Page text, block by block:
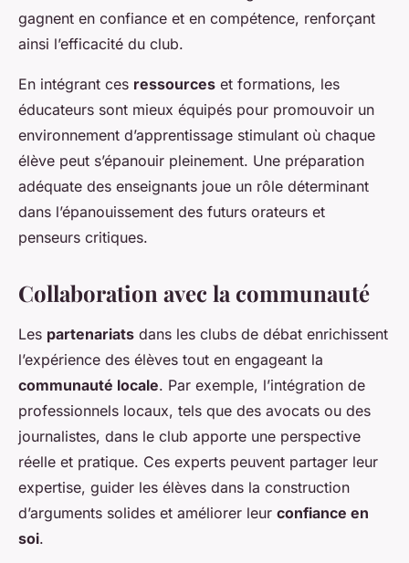
gagnent en confiance et en compétence, renforçant
ainsi l’efficacité du club.
En intégrant ces ressources et formations, les
éducateurs sont mieux équipés pour promouvoir un
environnement d’apprentissage stimulant où chaque
élève peut s’épanouir pleinement. Une préparation
adéquate des enseignants joue un rôle déterminant
dans l’épanouissement des futurs orateurs et
penseurs critiques.
Collaboration avec la communauté
Les partenariats dans les clubs de débat enrichissent
l’expérience des élèves tout en engageant la
communauté locale. Par exemple, l’intégration de
professionnels locaux, tels que des avocats ou des
journalistes, dans le club apporte une perspective
réelle et pratique. Ces experts peuvent partager leur
expertise, guider les élèves dans la construction
d’arguments solides et améliorer leur confiance en
soi.